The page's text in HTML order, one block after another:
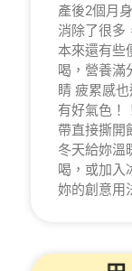
產後2個月
消除了很多
本來還有些
喝，營養滿
睛 疲累感
有好氣色！
帶直接撕開
冬天給妳溫
喝，或加入
妳的創意用